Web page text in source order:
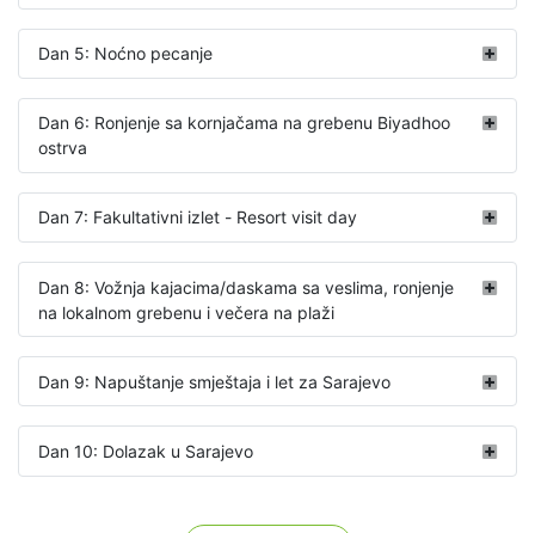
Dan 5: Noćno pecanje
Dan 6: Ronjenje sa kornjačama na grebenu Biyadhoo
ostrva
Dan 7: Fakultativni izlet - Resort visit day
Dan 8: Vožnja kajacima/daskama sa veslima, ronjenje
na lokalnom grebenu i večera na plaži
Dan 9: Napuštanje smještaja i let za Sarajevo
Dan 10: Dolazak u Sarajevo